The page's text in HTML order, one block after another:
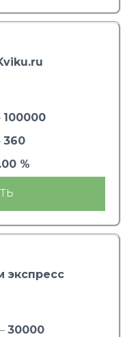
100000
360
%
экспресс
30000